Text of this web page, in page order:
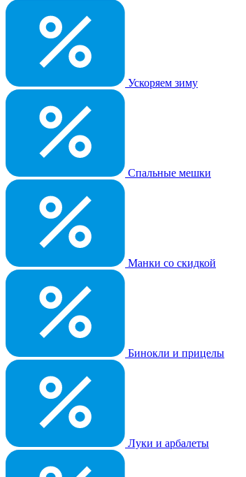
Ускоряем зиму
Спальные мешки
Манки со скидкой
Бинокли и прицелы
Луки и арбалеты